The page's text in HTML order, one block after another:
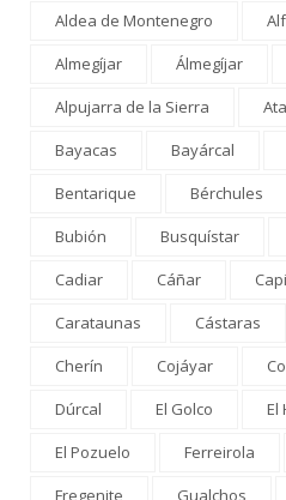
Aldea de Montenegro
Almegíjar
Álmegíjar
Alpujarra de la Sierra
Bayacas
Bayárcal
Bentarique
Bérchules
Bubión
Busquístar
Cadiar
Cáñar
Carataunas
Cástaras
Cherín
Cojáyar
Dúrcal
El Golco
El
El Pozuelo
Ferreirola
Fregenite
Gualchos